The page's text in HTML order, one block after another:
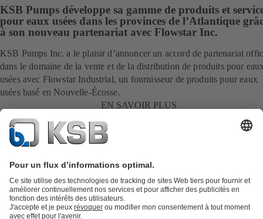
KSB Pumps développe sa gamme de produits et
pour eaux usées dans les provinces de l’Atlantique
à son nouveau partenariat avec Flowstar Inc.
KSB Pumps Inc. a le plaisir d’annoncer un accord de partenariat
dans le domaine de la vente et de la distribution de produits pour
usées avec Flowstar Industrial, un fournisseur de produits pour eaux
usées basé en Nouvelle-Écosse.
EN SAVOIR PLUS